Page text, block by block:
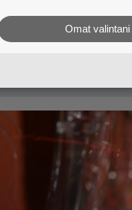
Omat valintani